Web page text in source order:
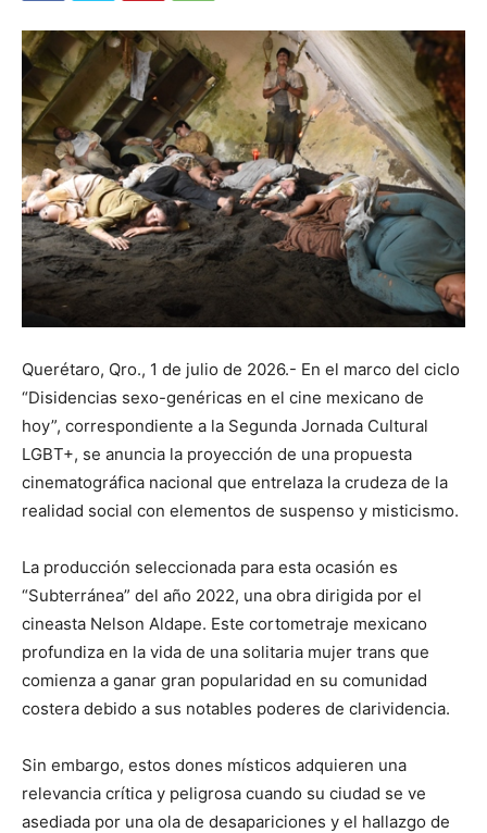
Querétaro, Qro., 1 de julio de 2026.- En el marco del ciclo
“Disidencias sexo-genéricas en el cine mexicano de
hoy”, correspondiente a la Segunda Jornada Cultural
LGBT+, se anuncia la proyección de una propuesta
cinematográfica nacional que entrelaza la crudeza de la
realidad social con elementos de suspenso y misticismo.
La producción seleccionada para esta ocasión es
“Subterránea” del año 2022, una obra dirigida por el
cineasta Nelson Aldape. Este cortometraje mexicano
profundiza en la vida de una solitaria mujer trans que
comienza a ganar gran popularidad en su comunidad
costera debido a sus notables poderes de clarividencia.
Sin embargo, estos dones místicos adquieren una
relevancia crítica y peligrosa cuando su ciudad se ve
asediada por una ola de desapariciones y el hallazgo de